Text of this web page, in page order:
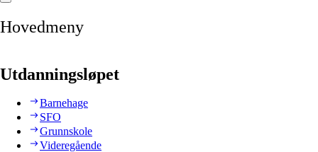
Hovedmeny
Utdanningsløpet
Barnehage
SFO
Grunnskole
Videregående